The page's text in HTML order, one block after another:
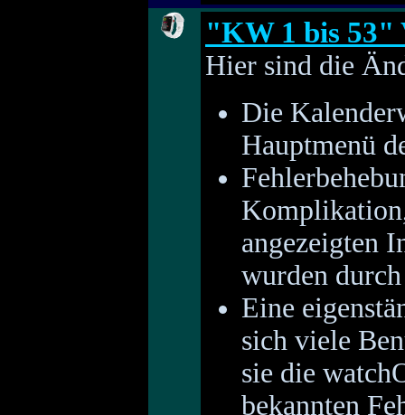
"KW 1 bis 53"
Hier sind die
Die
Hauptmenü
angezeigten
wurden
Eine
sich viele
sie die
bekannten